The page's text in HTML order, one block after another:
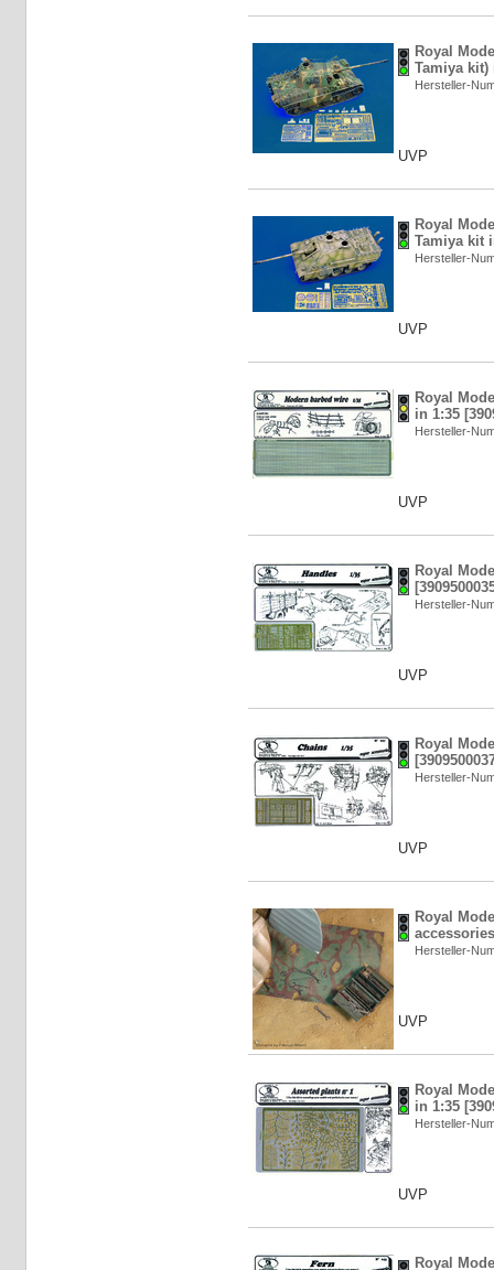
Royal
Tamiya kit)
Hersteller-
UVP
Royal
Tamiya kit
Hersteller-
UVP
Royal
in 1:35
Hersteller-
UVP
Royal
Hersteller-
UVP
Royal
Hersteller-
UVP
Royal
Hersteller-
UVP
Royal
in 1:35
Hersteller-
UVP
Royal